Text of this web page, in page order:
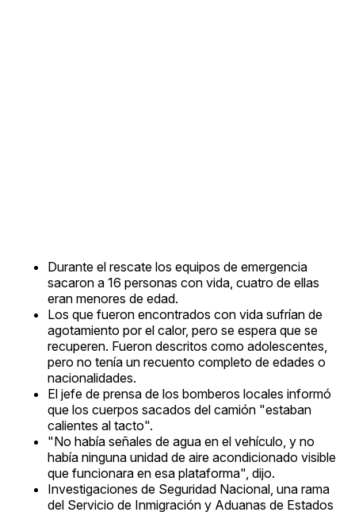
Durante el rescate los equipos de emergencia
sacaron a 16 personas con vida, cuatro de ellas
eran menores de edad.
Los que fueron encontrados con vida sufrían de
agotamiento por el calor, pero se espera que se
recuperen. Fueron descritos como adolescentes,
pero no tenía un recuento completo de edades o
nacionalidades.
El jefe de prensa de los bomberos locales informó
que los cuerpos sacados del camión "estaban
calientes al tacto".
"No había señales de agua en el vehículo, y no
había ninguna unidad de aire acondicionado visible
que funcionara en esa plataforma", dijo.
Investigaciones de Seguridad Nacional, una rama
del Servicio de Inmigración y Aduanas de Estados